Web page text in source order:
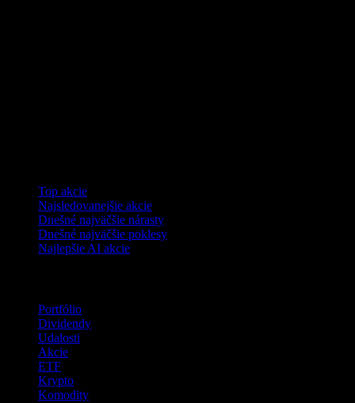
Top akcie
Najsledovanejšie akcie
Dnešné najväčšie nárasty
Dnešné najväčšie poklesy
Najlepšie AI akcie
Portfólio
Dividendy
Udalosti
Akcie
ETF
Krypto
Komodity